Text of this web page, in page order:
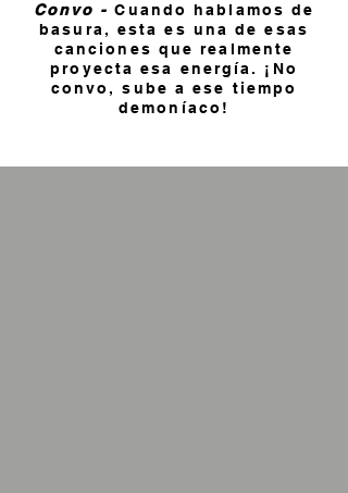
Convo - Cuando hablamos de
basura, esta es una de esas
canciones que realmente
proyecta esa energía. ¡No
convo, sube a ese tiempo
demoníaco!